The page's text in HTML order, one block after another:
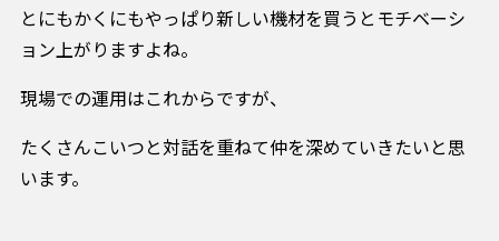
とにもかくにもやっぱり新しい機材を買うとモチベーシ
ョン上がりますよね。
現場での運用はこれからですが、
たくさんこいつと対話を重ねて仲を深めていきたいと思
います。